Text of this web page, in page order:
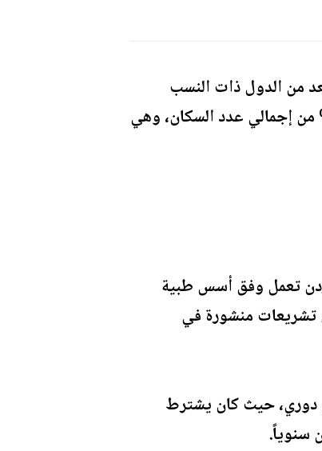
من الدول ذات النسب
أرصدة الدم، مشيراً إلى أن نسبة المتبرعين بالدم في المملكة تصل إلى نحو 2.1% من إجمالي عدد السكان، وهي
تعمل وفق أسس طبية
تشريعات منشورة في
دوري، حيث كان يشترط
سنوياً.